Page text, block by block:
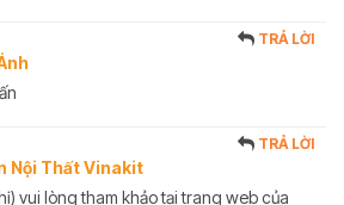
TRẢ LỜI
Nội Thất Vinakit
TRẢ LỜI
vui lòng tham khảo tại trang web của